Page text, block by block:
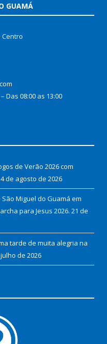
GUAMÁ
Centro
Das 08:00 as 13:00
de Verão 2026 com
4 de agosto de 2026
Miguel do Guamá em
para Jesus 2026. 21 de
tarde de muita alegria na
de 2026